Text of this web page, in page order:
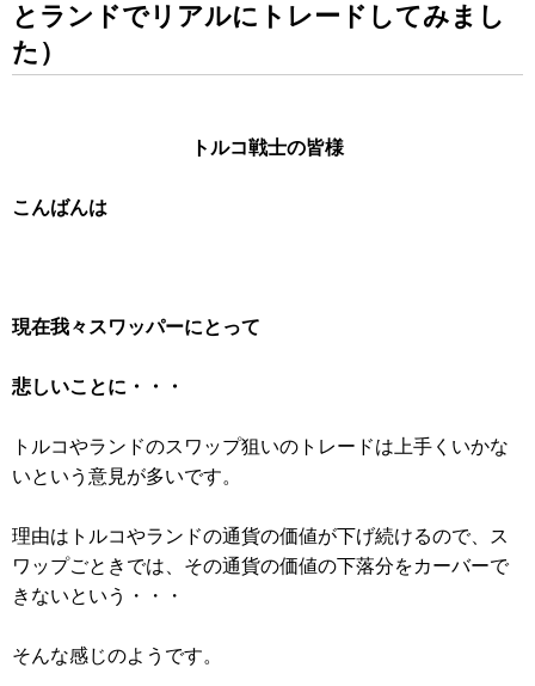
とランドでリアルにトレードしてみまし
た）
トルコ戦士の皆様
こんばんは
現在我々スワッパーにとって
悲しいことに・・・
トルコやランドのスワップ狙いのトレードは上手くいかな
いという意見が多いです。
理由はトルコやランドの通貨の価値が下げ続けるので、ス
ワップごときでは、その通貨の価値の下落分をカーバーで
きないという・・・
そんな感じのようです。